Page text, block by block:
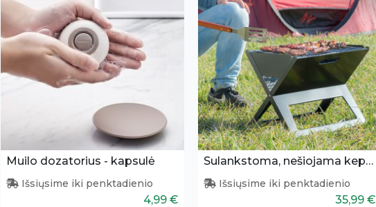
Muilo dozatorius - kapsulė
Išsiųsime iki penktadienio
4,99 €
Sulankstoma, nešiojama kepsninė
Išsiųsime iki penktadienio
35,99 €